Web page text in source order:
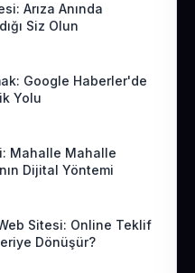
Arıza Anında
Siz Olun
Google Haberler'de
Yolu
Mahalle Mahalle
Dijital Yöntemi
Sitesi: Online Teklif
Dönüşür?